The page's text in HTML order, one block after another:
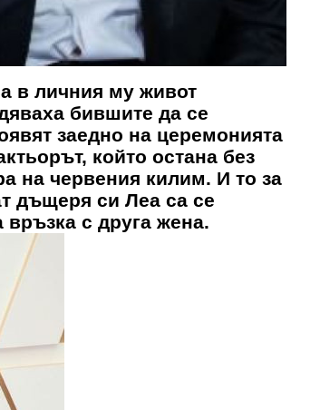
в личния му живот
бившите да се
заедно на церемонията
който остана без
на червения килим. И то за
дъщеря си Леа са се
с друга жена.